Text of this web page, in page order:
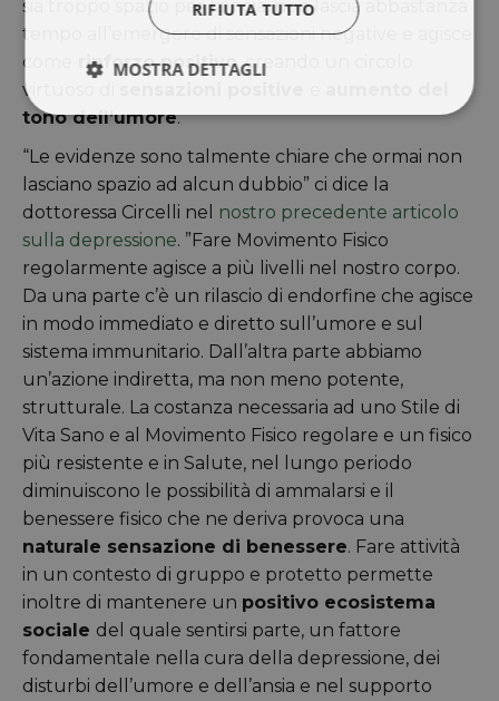
sia troppo spazio per la noia, non lascia abbastanza
tempo all’emergere di sensazioni negative e agisce
come
rinforzo positivo, creando un circolo
virtuoso di
tono dell’umore.
“Le evidenze sono talmente chiare che ormai non
lasciano spazio ad alcun dubbio” ci dice la
dottoressa Circelli nel
nostro precedente articolo
sulla depressione. ”Fare Movimento Fisico
regolarmente agisce a più livelli nel nostro corpo.
Da una parte c’è un rilascio di endorfine che agisce
in modo immediato e diretto sull’umore e sul
sistema immunitario. Dall’altra parte abbiamo
un’azione indiretta, ma non meno potente,
strutturale. La costanza necessaria ad uno Stile di
Vita Sano e al Movimento Fisico regolare e un fisico
più resistente e in Salute, nel lungo periodo
diminuiscono le possibilità di ammalarsi e il
benessere fisico che ne deriva provoca una
naturale sensazione di benessere. Fare attività
in un contesto di gruppo e protetto permette
inoltre di mantenere un positivo ecosistema
sociale del quale sentirsi parte, un fattore
fondamentale nella cura della depressione, dei
disturbi dell’umore e dell’ansia e nel supporto
RIFIUTA TUTTO
MOSTRA DETTAGLI